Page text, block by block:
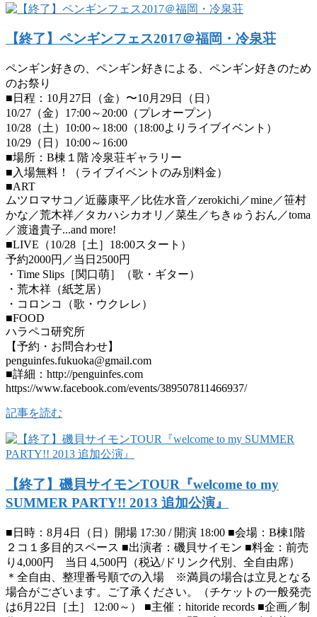
【終了】ペンギンフェス2017＠福岡・冷泉荘
ペンギン好きの、ペンギン好きによる、ペンギン好きのため
のお祭り
■日程：10月27日（金）〜10月29日（日）
10/27（金）17:00～20:00（プレオープン）
10/28（土）10:00～18:00（18:00よりライブイベント）
10/29（日）10:00～16:00
■場所：B棟１階 冷泉荘ギャラリー
■入場無料！（ライブイベントのみ別料金）
■ART
ムツロマサコ／近藤康平／比佐水音／zerokichi／mine／笹村
かな／荒木祥／タカハシカオリ／菜生／ちきゅうおん／toma
／渡邉貴子...and more!
■LIVE（10/28［土］18:00スタート）
予約2000円／当日2500円
・Time Slips［関口萌］（歌・ギター）
・荒木祥（紙芝居）
・コロンコ（歌・ウクレレ）
■FOOD
ハラペコ研究所
【予約・お問合わせ】
penguinfes.fukuoka@gmail.com
■詳細：http://penguinfes.com
https://www.facebook.com/events/389507811466937/
記事を読む
【終了】磯貝サイモンTOUR『welcome to my
SUMMER PARTY!! 2013 追加公演』
■日時：8月4日（日）開場 17:30 / 開演 18:00 ■会場：B棟1階
２コ１多目的スペース ■出演者：磯貝サイモン ■料金：前売
り4,000円 当日 4,500円（税込/ドリンク代別、全自由席）
＊全自由、整理番号順での入場 ※満員の場合は立見となる
場合がございます。ご了承ください。（チケットの一般発売
は6月22日［土］ 12:00～） ■主催：hitoride records ■企画／制